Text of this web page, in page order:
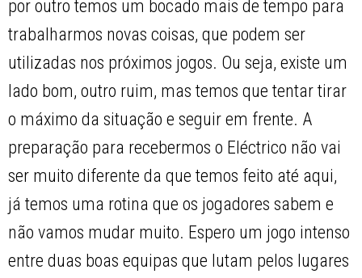
por outro temos um bocado mais de tempo para
trabalharmos novas coisas, que podem ser
utilizadas nos próximos jogos. Ou seja, existe um
lado bom, outro ruim, mas temos que tentar tirar
o máximo da situação e seguir em frente. A
preparação para recebermos o Eléctrico não vai
ser muito diferente da que temos feito até aqui,
já temos uma rotina que os jogadores sabem e
não vamos mudar muito. Espero um jogo intenso
entre duas boas equipas que lutam pelos lugares